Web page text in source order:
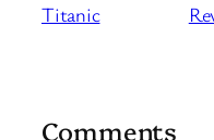
Titanic
Comments